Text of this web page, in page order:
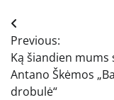
Navigacija
tarp
įrašų
Previous:
Ką šiandien mums
Antano Škėmos
drobulė“